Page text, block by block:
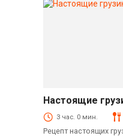
Горячие блюда
Настоящие
3 час. 0 мин.
Рецепт настоящих